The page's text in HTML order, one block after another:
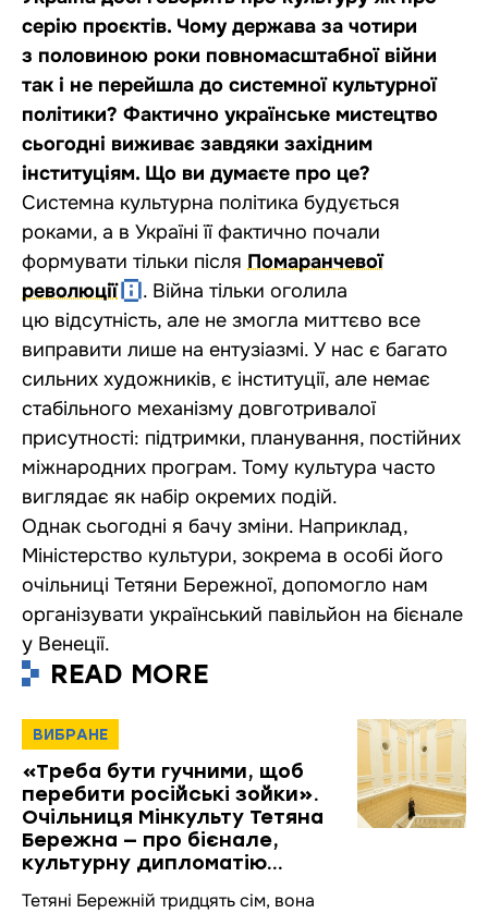
серію проєктів. Чому держава за чотири
з половиною роки повномасштабної війни
так і не перейшла до системної культурної
політики? Фактично українське мистецтво
сьогодні виживає завдяки західним
інституціям. Що ви думаєте про це?
Системна культурна політика будується
роками, а в Україні її фактично почали
формувати тільки після Помаранчевої
революції
. Війна тільки оголила
цю відсутність, але не змогла миттєво все
виправити лише на ентузіазмі. У нас є багато
сильних художників, є інституції, але немає
стабільного механізму довготривалої
присутності: підтримки, планування, постійних
міжнародних програм. Тому культура часто
виглядає як набір окремих подій.
Однак сьогодні я бачу зміни. Наприклад,
Міністерство культури, зокрема в особі його
очільниці Тетяни Бережної, допомогло нам
організувати український павільйон на бієнале
у Венеції.
READ MORE
ВИБРАНЕ
«Треба бути гучними, щоб
перебити російські зойки».
Очільниця Мінкульту Тетяна
Бережна — про бієнале,
культурну дипломатію
Тетяні Бережній тридцять сім, вона